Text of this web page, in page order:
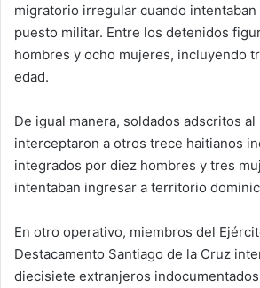
migratorio irregular cuando
puesto militar. Entre los detenidos
hombres y ocho mujeres, incluyendo
edad.
De igual manera, soldados adscritos
interceptaron a otros trece haitianos
integrados por diez hombres y tres
intentaban ingresar a territorio
En otro operativo, miembros del
Destacamento Santiago de la Cruz
diecisiete extranjeros